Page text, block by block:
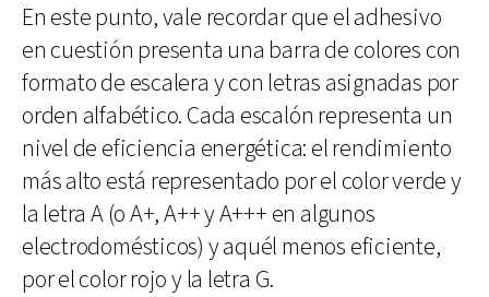
En este punto, vale recordar que el adhesivo
en cuestión presenta una barra de colores con
formato de escalera y con letras asignadas por
orden alfabético. Cada escalón representa un
nivel de eficiencia energética: el rendimiento
más alto está representado por el color verde y
la letra A (o A+, A++ y A+++ en algunos
electrodomésticos) y aquél menos eficiente,
por el color rojo y la letra G.